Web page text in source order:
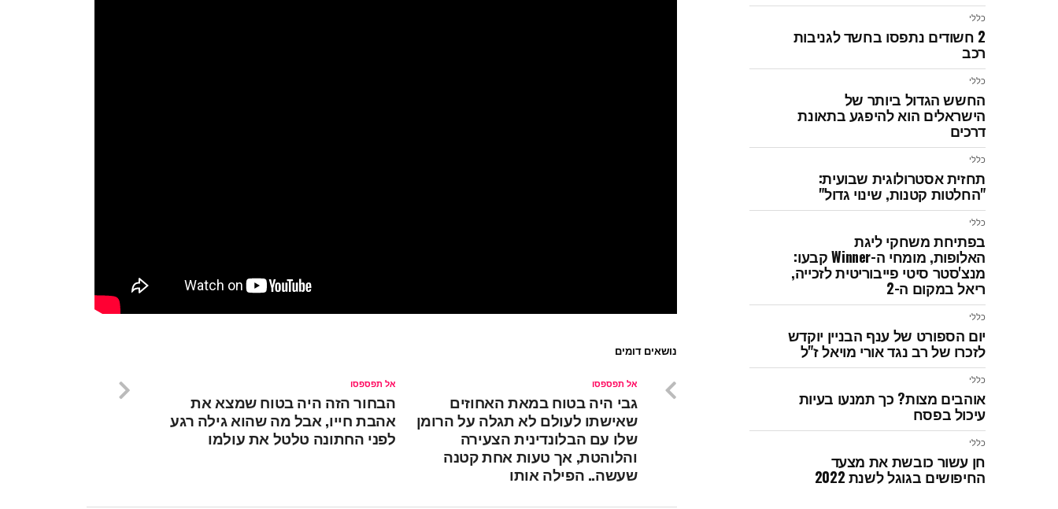
כללי
2 חשודים נתפסו בחשד לגניבות
רכב
כללי
החשש הגדול ביותר של
הישראלים הוא להיפגע בתאונת
דרכים
כללי
תחזית אסטרולוגית שבועית:
"החלטות קטנות, שינוי גדול"
כללי
בפתיחת משחקי ליגת
האלופות, מומחי ה-Winner קבעו:
מנצ'סטר סיטי פייבוריטית לזכייה,
ריאל במקום ה-2
כללי
יום הספורט של ענף הבניין יוקדש
לזכרו של רב נגד אורי מויאל ז"ל
כללי
אוהבים מצות? כך תמנעו בעיות
עיכול בפסח
כללי
חן עשור כובשת את מצעד
החיפושים בגוגל לשנת 2022
נושאים דומים
אל תפספסו
הבחור הזה היה בטוח שמצא את
אהבת חייו, אבל מה שהוא גילה רגע
לפני החתונה טלטל את עולמו
אל תפספסו
גבי היה בטוח במאת האחוזים
שאישתו לעולם לא תגלה על הרומן
שלו עם הבלונדינית הצעירה
והלוהטת, אך טעות אחת קטנה
שעשה.. הפילה אותו